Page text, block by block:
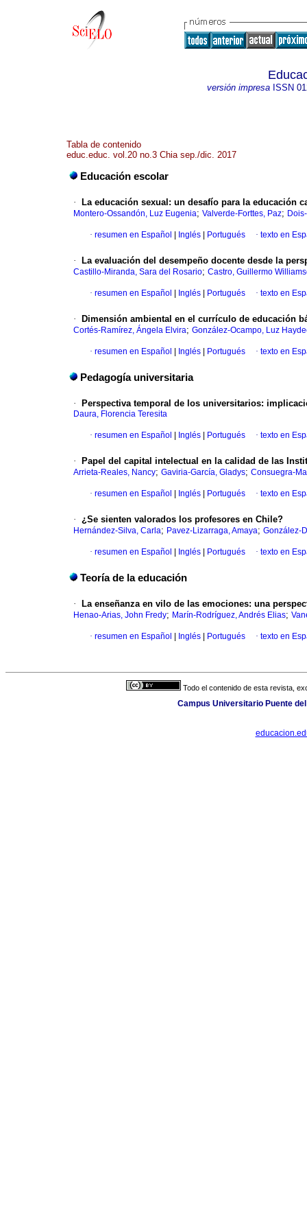
versión impresaISSN
Tabla de contenido
educ.educ. vol.20 no.3 Chia sep./dic. 2017
Educación escolar
· La educación sexual: un desafío para la educación
Montero-Ossandón, Luz Eugenia; Valverde-Forttes, Paz;
· resumen en Español Inglés Portugués · texto en
· La evaluación del desempeño docente desde la
Castillo-Miranda, Sara del Rosario; Castro, Guillermo
· resumen en Español Inglés Portugués · texto en
· Dimensión ambiental en el currículo de educación
Cortés-Ramírez, Ángela Elvira; González-Ocampo, Luz
· resumen en Español Inglés Portugués · texto en
Pedagogía universitaria
· Perspectiva temporal de los universitarios:
Daura, Florencia Teresita
· resumen en Español Inglés Portugués · texto en
· Papel del capital intelectual en la calidad de las
Arrieta-Reales, Nancy; Gaviria-García, Gladys; Consuegra-
· resumen en Español Inglés Portugués · texto en
· ¿Se sienten valorados los profesores en Chile?
Hernández-Silva, Carla; Pavez-Lizarraga, Amaya; González-
· resumen en Español Inglés Portugués · texto en
Teoría de la educación
· La enseñanza en vilo de las emociones: una
Henao-Arias, John Fredy; Marín-Rodríguez, Andrés Elias;
· resumen en Español Inglés Portugués · texto en
Todo el contenido de esta revista,
Campus Universitario Puente